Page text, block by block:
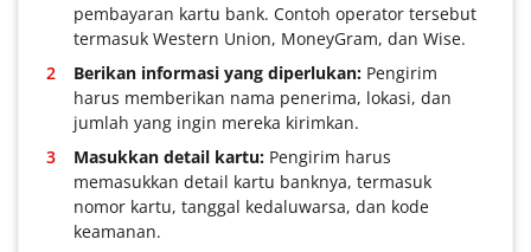
pembayaran kartu bank. Contoh operator tersebut
termasuk Western Union, MoneyGram, dan Wise.
Berikan informasi yang diperlukan: Pengirim
harus memberikan nama penerima, lokasi, dan
jumlah yang ingin mereka kirimkan.
Masukkan detail kartu: Pengirim harus
memasukkan detail kartu banknya, termasuk
nomor kartu, tanggal kedaluwarsa, dan kode
keamanan.